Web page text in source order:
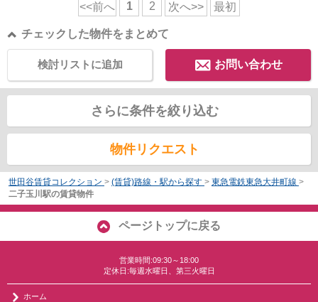
<<前へ 1 2 次へ>> 最初
チェックした物件をまとめて
お問い合わせ
検討リストに追加
さらに条件を絞り込む
物件リクエスト
世田谷賃貸コレクション > (賃貸)路線・駅から探す > 東急電鉄東急大井町線 >
二子玉川駅の賃貸物件
ページトップに戻る
営業時間:09:30～18:00
定休日:毎週水曜日、第三火曜日
ホーム